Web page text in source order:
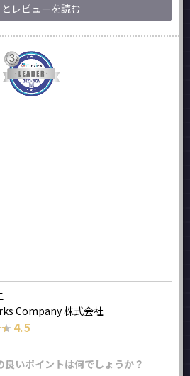
レビューを読む
Company 株式会社
4.5
いポイントは何でしょうか？